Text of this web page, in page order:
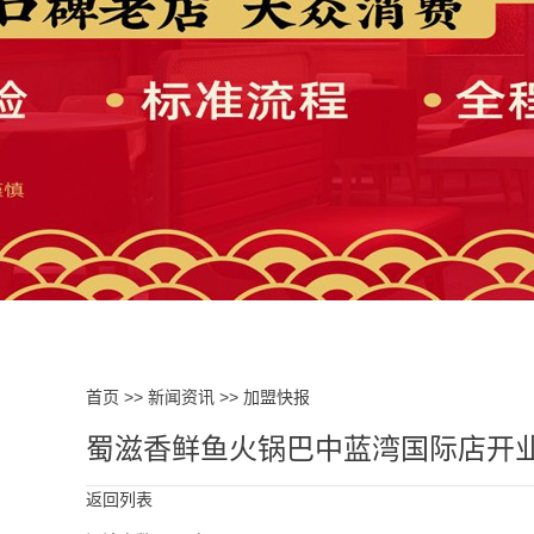
首页 >> 新闻资讯 >> 加盟快报
蜀滋香鲜鱼火锅巴中蓝湾国际店开
返回列表